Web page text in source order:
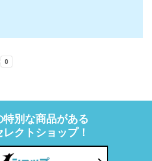
特別な商品がある
クトショップ！